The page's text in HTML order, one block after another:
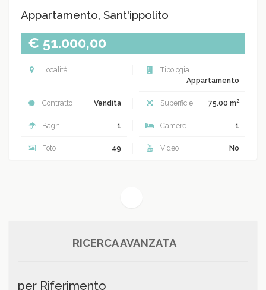
Appartamento, Sant'ippolito
€ 51.000,00
Località
Tipologia
Appartamento
Contratto Vendita Superficie 75.00 m2
Bagni 1 Camere 1
Foto 49 Video No
RICERCA AVANZATA
per Riferimento